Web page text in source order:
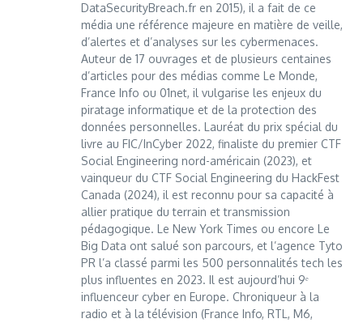
DataSecurityBreach.fr en 2015), il a fait de ce
média une référence majeure en matière de veille,
d’alertes et d’analyses sur les cybermenaces.
Auteur de 17 ouvrages et de plusieurs centaines
d’articles pour des médias comme Le Monde,
France Info ou 01net, il vulgarise les enjeux du
piratage informatique et de la protection des
données personnelles. Lauréat du prix spécial du
livre au FIC/InCyber 2022, finaliste du premier CTF
Social Engineering nord-américain (2023), et
vainqueur du CTF Social Engineering du HackFest
Canada (2024), il est reconnu pour sa capacité à
allier pratique du terrain et transmission
pédagogique. Le New York Times ou encore Le
Big Data ont salué son parcours, et l’agence Tyto
PR l’a classé parmi les 500 personnalités tech les
plus influentes en 2023. Il est aujourd’hui 9ᵉ
influenceur cyber en Europe. Chroniqueur à la
radio et à la télévision (France Info, RTL, M6,